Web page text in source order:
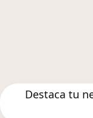
Destaca tu